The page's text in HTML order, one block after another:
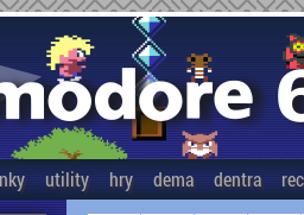
utility hry dema dentra